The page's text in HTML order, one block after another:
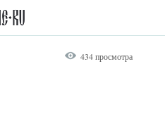
434 просмотра